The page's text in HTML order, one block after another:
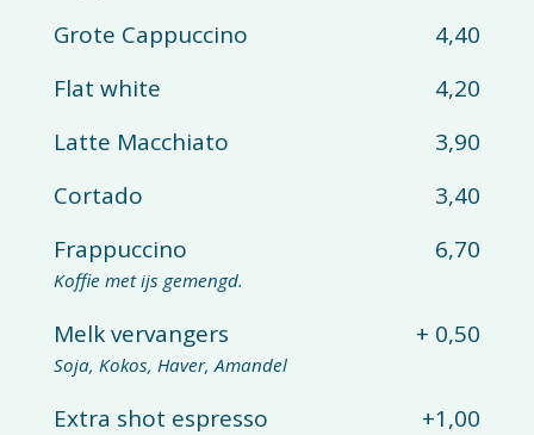
Grote Cappuccino
4,40
Flat white
4,20
Latte Macchiato
3,90
Cortado
3,40
Frappuccino
6,70
Koffie met ijs gemengd.
Melk vervangers + 0,50
Soja, Kokos, Haver, Amandel
Extra shot espresso
+1,00